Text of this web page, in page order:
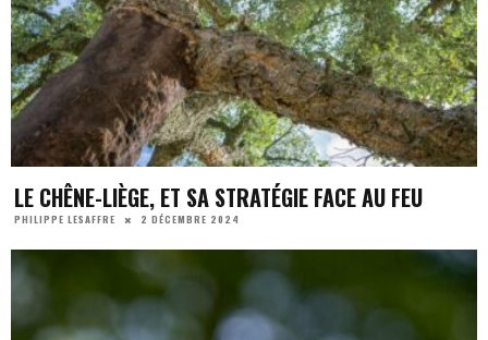
LE CHÊNE-LIÈGE, ET SA STRATÉGIE FACE AU FEU
PHILIPPE LESAFFRE 2 DÉCEMBRE 2024